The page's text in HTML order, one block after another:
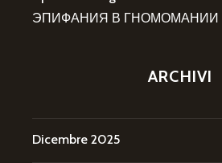
ЭПИФАНИЯ В ГНОМОМАНИИ
ARCHIVI
Dicembre 2025